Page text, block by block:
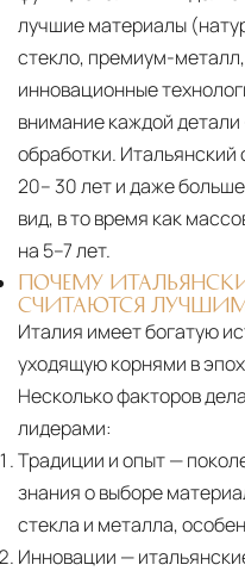
маршрута.
Страхование груза
поставки
международными
выбрать
критичных партий
лучшие материалы
стекло, премиум-
инновационные
внимание каждой
обработки.
20– 30 лет и даже
вид, в то время как
на 5–7 лет.
ПОЧЕМУ
СЧИТАЮТСЯ
Италия имеет богатую
уходящую корнями в
Несколько факторов
лидерами:
Традиции и опыт—
знания о выборе
стекла и металла,
Инновации —